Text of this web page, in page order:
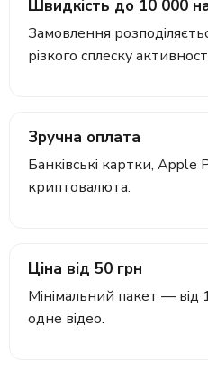
Швидкість до 10 000
Замовлення
різкого сплеску
Зручна оплата
Банківські картки, Apple
криптовалюта.
Ціна від 50 грн
Мінімальний пакет — від
одне відео.